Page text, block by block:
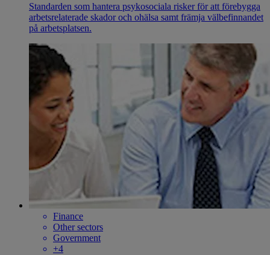
Standarden som hantera psykosociala risker för att förebygga
arbetsrelaterade skador och ohälsa samt främja välbefinnandet
på arbetsplatsen.
Finance
Other sectors
Government
+4